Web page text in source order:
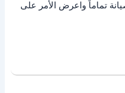
تماماً واعرض الأمر على